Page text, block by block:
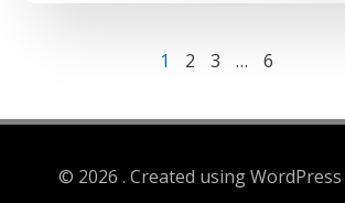
Navegación
por
las
Página
1 Página
2 Página
3 … Página
6
© 2026 . Created using WordPress